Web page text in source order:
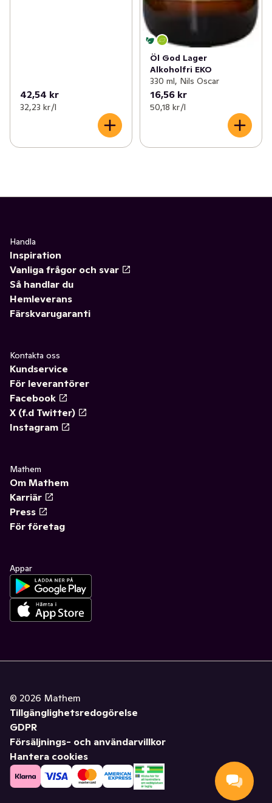
42,54 kr
32,23 kr /l
Öl God Lager
Alkoholfri EKO
330 ml, Nils Oscar
16,56 kr
50,18 kr /l
Handla
Inspiration
Vanliga frågor och svar
Så handlar du
Hemleverans
Färskvarugaranti
Kontakta oss
Kundservice
För leverantörer
Facebook
X (f.d Twitter)
Instagram
Mathem
Om Mathem
Karriär
Press
För företag
Appar
© 2026 Mathem
Tillgänglighetsredogörelse
GDPR
Försäljnings- och användarvillkor
Hantera cookies